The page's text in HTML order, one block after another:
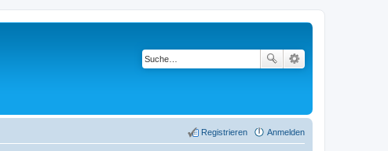
Anmelden
Registrieren